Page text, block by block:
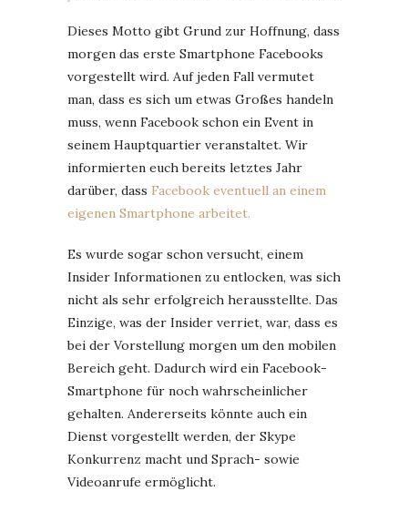
Dieses Motto gibt Grund zur Hoffnung, dass
morgen das erste Smartphone Facebooks
vorgestellt wird. Auf jeden Fall vermutet
man, dass es sich um etwas Großes handeln
muss, wenn Facebook schon ein Event in
seinem Hauptquartier veranstaltet. Wir
informierten euch bereits letztes Jahr
darüber, dass Facebook eventuell an einem
eigenen Smartphone arbeitet.
Es wurde sogar schon versucht, einem
Insider Informationen zu entlocken, was sich
nicht als sehr erfolgreich herausstellte. Das
Einzige, was der Insider verriet, war, dass es
bei der Vorstellung morgen um den mobilen
Bereich geht. Dadurch wird ein Facebook-
Smartphone für noch wahrscheinlicher
gehalten. Andererseits könnte auch ein
Dienst vorgestellt werden, der Skype
Konkurrenz macht und Sprach- sowie
Videoanrufe ermöglicht.